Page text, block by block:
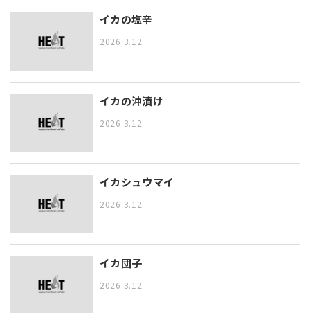
イカの塩辛
2026.3.12
イカの沖漬け
2026.3.12
イカシュウマイ
2026.3.12
イカ団子
2026.3.12